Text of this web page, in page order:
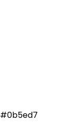
#0b5ed7